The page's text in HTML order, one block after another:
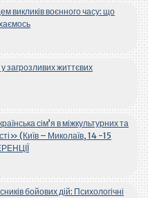
викликів воєнного часу: що
загрозливих життєвих
сім’я в міжкультурних та
(Київ – Миколаїв, 14 -15
бойових дій: Психологічні